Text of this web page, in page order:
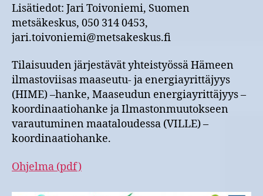
Lisätiedot: Jari Toivoniemi, Suomen
metsäkeskus, 050 314 0453,
jari.toivoniemi@metsakeskus.fi
Tilaisuuden järjestävät yhteistyössä Hämeen
ilmastoviisas maaseutu- ja energiayrittäjyys
(HIME) –hanke, Maaseudun energiayrittäjyys –
koordinaatiohanke ja Ilmastonmuutokseen
varautuminen maataloudessa (VILLE) –
koordinaatiohanke.
Ohjelma (pdf)